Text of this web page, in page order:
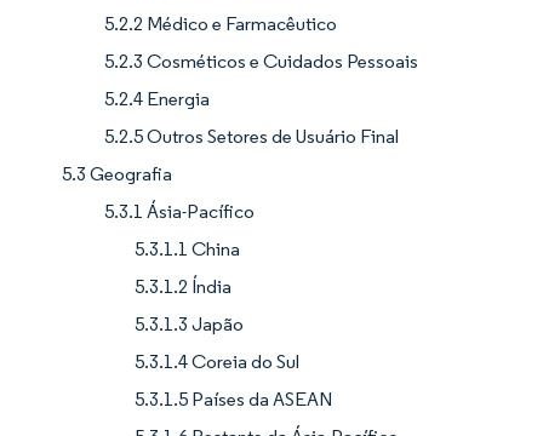
5.2.2 Médico e Farmacêutico
5.2.3 Cosméticos e Cuidados Pessoais
5.2.4 Energia
5.2.5 Outros Setores de Usuário Final
5.3 Geografia
5.3.1 Ásia-Pacífico
5.3.1.1 China
5.3.1.2 Índia
5.3.1.3 Japão
5.3.1.4 Coreia do Sul
5.3.1.5 Países da ASEAN